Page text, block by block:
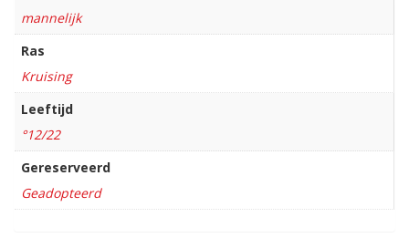
mannelijk
Ras
Kruising
Leeftijd
°12/22
Gereserveerd
Geadopteerd